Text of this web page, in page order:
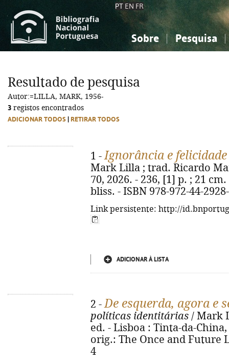
PT EN FR
Sobre Pesquisa
Ciências sociais...
Ciências sociais...
Resultado de pesquisa
Autor:=LILLA, MARK, 1956-
3 registos encontrados
ADICIONAR TODOS RETIRAR TODOS
1 -Ignorância e felicidade
Mark Lilla ; trad. Ricardo
70, 2026. - 236, [1] p. ; 21
bliss. - ISBN 978-972-44-
Link persistente: http://
ADICIONAR À LISTA
2 -De esquerda, agora e
políticas identitárias / Mark
ed. - Lisboa : Tinta-da-
orig.: The Once and Future
4